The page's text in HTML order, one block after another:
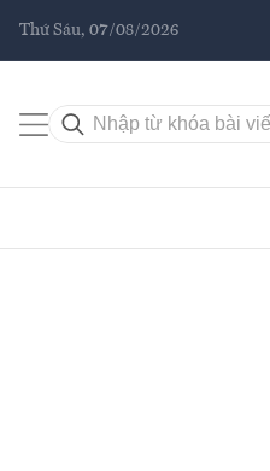
Thứ Sáu, 07/08/2026